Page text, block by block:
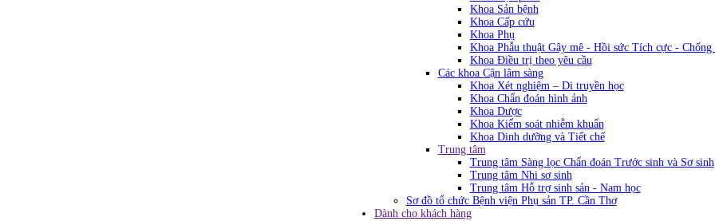
Khoa Sản bệnh
Khoa Cấp cứu
Khoa Phụ
Khoa Phẫu thuật Gây mê - Hồi sức Tích cực - Chống
Khoa Điều trị theo yêu cầu
Các khoa Cận lâm sàng
Khoa Xét nghiệm – Di truyền học
Khoa Chẩn đoán hình ảnh
Khoa Dược
Khoa Kiểm soát nhiễm khuẩn
Khoa Dinh dưỡng và Tiết chế
Trung tâm
Trung tâm Sàng lọc Chẩn đoán Trước sinh và Sơ sinh
Trung tâm Nhi sơ sinh
Trung tâm Hỗ trợ sinh sản - Nam học
Sơ đồ tổ chức Bệnh viện Phụ sản TP. Cần Thơ
Dành cho khách hàng